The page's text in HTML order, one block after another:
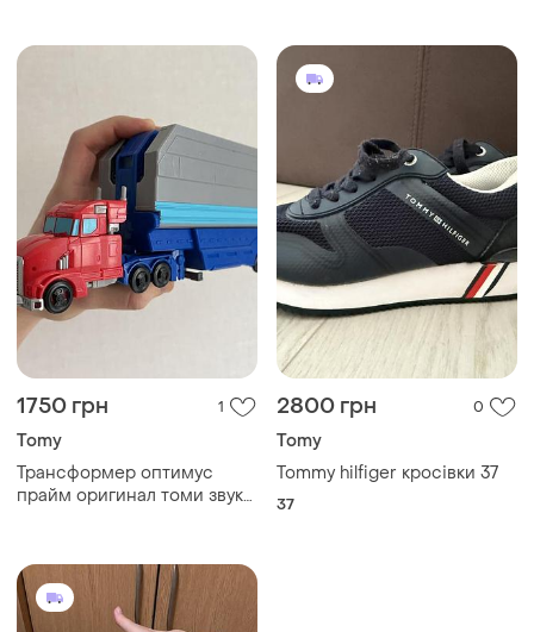
1750 грн 1
Tomy
Трансформер оптимус
прайм оригинал томи звук/
2800 грн 0
Tomy
Tommy hilfiger кросівки 37
37